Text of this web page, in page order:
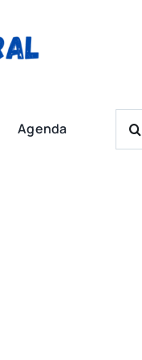
Agenda